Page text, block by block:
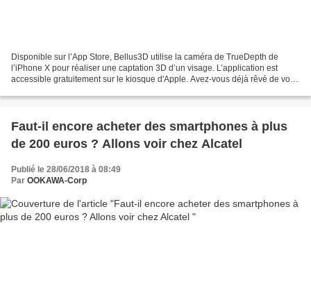
Disponible sur l’App Store, Bellus3D utilise la caméra de TrueDepth de
l’iPhone X pour réaliser une captation 3D d’un visage. L’application est
accessible gratuitement sur le kiosque d'Apple. Avez-vous déjà rêvé de vous
Faut-il encore acheter des smartphones à plus
de 200 euros ? Allons voir chez Alcatel
Publié le 28/06/2018 à 08:49
Par OOKAWA-Corp